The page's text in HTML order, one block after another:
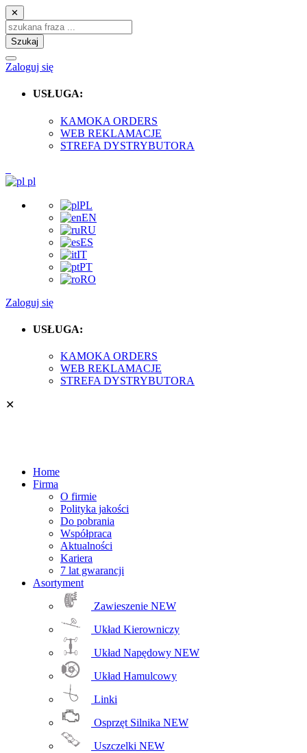
✕
Szukaj
Zaloguj się
USŁUGA:
KAMOKA ORDERS
WEB REKLAMACJE
STREFA DYSTRYBUTORA
pl
PL
EN
RU
ES
IT
PT
RO
Zaloguj się
USŁUGA:
KAMOKA ORDERS
WEB REKLAMACJE
STREFA DYSTRYBUTORA
✕
Home
Firma
O firmie
Polityka jakości
Do pobrania
Współpraca
Aktualności
Kariera
7 lat gwarancji
Asortyment
Zawieszenie NEW
Układ Kierowniczy
Układ Napędowy NEW
Układ Hamulcowy
Linki
Osprzęt Silnika NEW
Uszczelki NEW